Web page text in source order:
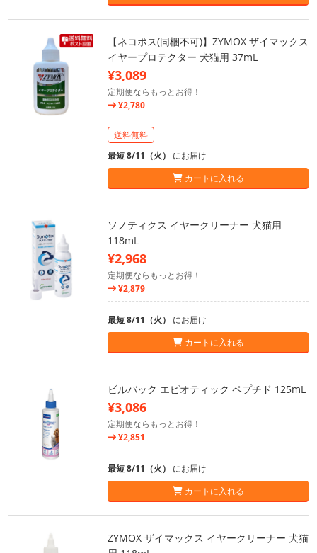
【ネコポス(同梱不可)】ZYMOX ザイマックス
イヤープロテクター 犬猫用 37mL
¥3,089
定期便ならもっとお得！
¥2,780
送料無料
最短 8/11（火） にお届け
カートに入れる
ソノティクス イヤークリーナー 犬猫用
118mL
¥2,968
定期便ならもっとお得！
¥2,879
最短 8/11（火） にお届け
カートに入れる
ビルバック エピオティック ペプチド 125mL
¥3,086
定期便ならもっとお得！
¥2,851
最短 8/11（火） にお届け
カートに入れる
ZYMOX ザイマックス イヤークリーナー 犬猫